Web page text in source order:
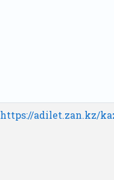
https://adilet.zan.kz/